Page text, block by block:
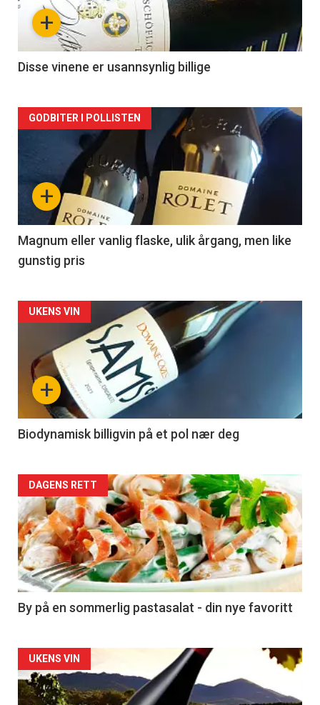
nå
2
+
Disse vinene er usannsynlig billige
Forsiden
akkurat
nå
3
+
GODBITER I POLLISTEN
Magnum eller vanlig flaske, ulik årgang, men like
gunstig pris
Forsiden
akkurat
nå
4
+
UKENS VIN
Biodynamisk billigvin på et pol nær deg
Forsiden
akkurat
nå
-
5
DAGENS RETT
By på en sommerlig pastasalat - din nye favoritt
Forsiden
akkurat
UKENS VIN